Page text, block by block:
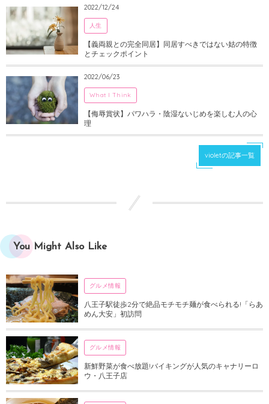
2022/12/24
人生
【義両親との完全同居】同居すべきではない姑の特徴
とチェックポイント
2022/06/23
What I Think
【侮辱賞状】パワハラ・陰湿ないじめを楽しむ人の心
理
violetの記事一覧
You Might Also Like
グルメ情報
八王子駅徒歩2分で絶品モチモチ麺が食べられる!「らあ
めん大安」初訪問
グルメ情報
新鮮野菜が食べ放題!バイキングが人気のキャナリーロ
ウ・八王子店